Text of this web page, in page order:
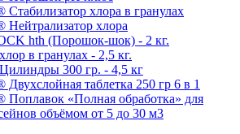
Стабилизатор хлора в гранулах
Нейтрализатор хлора
hth (Порошок-шок) - 2 кг.
в гранулах - 2,5 кг.
300 гр. - 4,5 кг
Двухслойная таблетка 250 гр 6 в 1
Поплавок «Полная обработка» для
объёмом от 5 до 30 м3